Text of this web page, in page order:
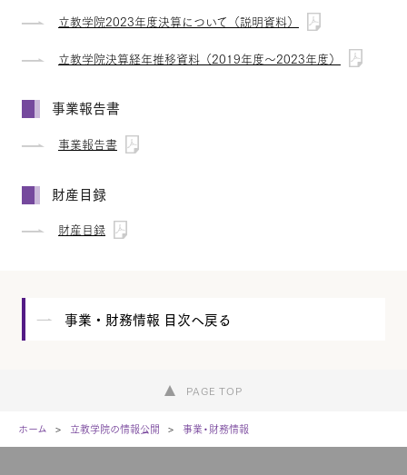
立教学院2023年度決算について（説明資料）
立教学院決算経年推移資料（2019年度～2023年度）
事業報告書
事業報告書
財産⽬録
財産目録
事業・財務情報 目次へ戻る
PAGE TOP
ホーム 立教学院の情報公開 事業・財務情報